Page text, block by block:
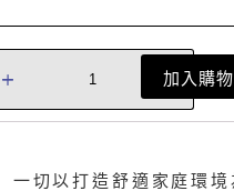
加入購
一切以打造舒適家庭環